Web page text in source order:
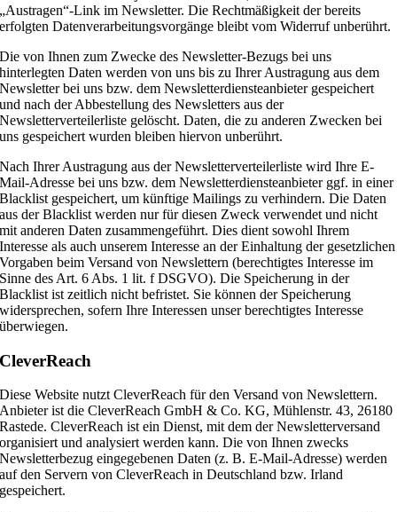
„Austragen“-Link im Newsletter. Die Rechtmäßigkeit der bereits
erfolgten Datenverarbeitungsvorgänge bleibt vom Widerruf unberührt.
Die von Ihnen zum Zwecke des Newsletter-Bezugs bei uns
hinterlegten Daten werden von uns bis zu Ihrer Austragung aus dem
Newsletter bei uns bzw. dem Newsletterdiensteanbieter gespeichert
und nach der Abbestellung des Newsletters aus der
Newsletterverteilerliste gelöscht. Daten, die zu anderen Zwecken bei
uns gespeichert wurden bleiben hiervon unberührt.
Nach Ihrer Austragung aus der Newsletterverteilerliste wird Ihre E-
Mail-Adresse bei uns bzw. dem Newsletterdiensteanbieter ggf. in einer
Blacklist gespeichert, um künftige Mailings zu verhindern. Die Daten
aus der Blacklist werden nur für diesen Zweck verwendet und nicht
mit anderen Daten zusammengeführt. Dies dient sowohl Ihrem
Interesse als auch unserem Interesse an der Einhaltung der gesetzlichen
Vorgaben beim Versand von Newslettern (berechtigtes Interesse im
Sinne des Art. 6 Abs. 1 lit. f DSGVO). Die Speicherung in der
Blacklist ist zeitlich nicht befristet. Sie können der Speicherung
widersprechen, sofern Ihre Interessen unser berechtigtes Interesse
überwiegen.
CleverReach
Diese Website nutzt CleverReach für den Versand von Newslettern.
Anbieter ist die CleverReach GmbH & Co. KG, Mühlenstr. 43, 26180
Rastede. CleverReach ist ein Dienst, mit dem der Newsletterversand
organisiert und analysiert werden kann. Die von Ihnen zwecks
Newsletterbezug eingegebenen Daten (z. B. E-Mail-Adresse) werden
auf den Servern von CleverReach in Deutschland bzw. Irland
gespeichert.